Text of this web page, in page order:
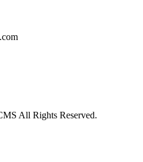
All Rights Reserved.